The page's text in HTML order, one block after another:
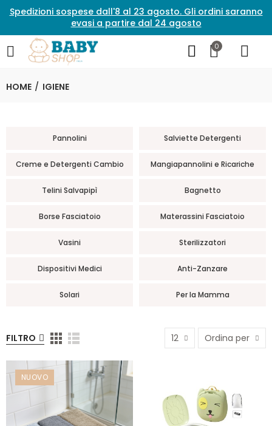
Spedizioni sospese dall'8 al 23 agosto. Gli ordini saranno
evasi a partire dal 24 agosto
0
HOME IGIENE
Pannolini Salviette Detergenti
Creme e Detergenti Cambio Mangiapannolini e Ricariche
Telini Salvapipì Bagnetto
Borse Fasciatoio Materassini Fasciatoio
Vasini Sterilizzatori
Dispositivi Medici Anti-Zanzare
Solari Per la Mamma
FILTRO 12 Ordina per
NUOVO